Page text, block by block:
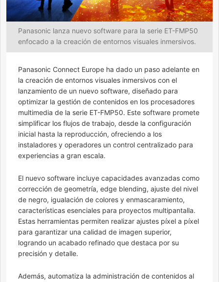
Panasonic lanza nuevo software para la serie ET-FMP50
enfocado a la creación de entornos visuales inmersivos.
Panasonic Connect Europe ha dado un paso adelante en
la creación de entornos visuales inmersivos con el
lanzamiento de un nuevo software, diseñado para
optimizar la gestión de contenidos en los procesadores
multimedia de la serie ET-FMP50. Este software promete
simplificar los flujos de trabajo, desde la configuración
inicial hasta la reproducción, ofreciendo a los
instaladores y operadores un control centralizado para
experiencias a gran escala.
El nuevo software incluye capacidades avanzadas como
corrección de geometría, edge blending, ajuste del nivel
de negro, igualación de colores y enmascaramiento,
características esenciales para proyectos multipantalla.
Estas herramientas permiten realizar ajustes píxel a píxel
para garantizar una calidad de imagen superior,
logrando un acabado refinado que destaca por su
precisión y detalle.
Además, automatiza la administración de contenidos al